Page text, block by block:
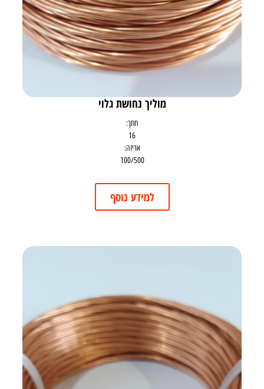
מוליך נחושת גלוי
חתך:
16
אריזה:
100/500
למידע נוסף